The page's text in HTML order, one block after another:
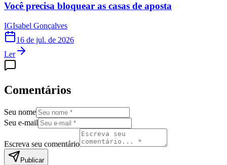
Você precisa bloquear as casas de aposta
IGIsabel Gonçalves
16 de jul. de 2026
Ler
Comentários
Seu nome
Seu e-mail
Escreva seu comentário
Publicar